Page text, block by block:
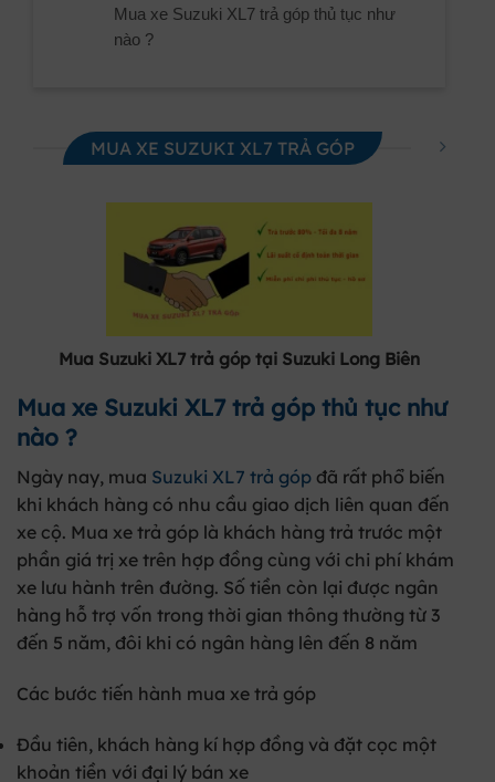
Mua xe Suzuki XL7 trả góp thủ tục như
nào ?
MUA XE SUZUKI XL7 TRẢ GÓP
Mua Suzuki XL7 trả góp tại Suzuki Long Biên
Mua xe Suzuki XL7 trả góp thủ tục như
nào ?
Ngày nay, mua Suzuki XL7 trả góp đã rất phổ biến
khi khách hàng có nhu cầu giao dịch liên quan đến
xe cộ. Mua xe trả góp là khách hàng trả trước một
phần giá trị xe trên hợp đồng cùng với chi phí khám
xe lưu hành trên đường. Số tiền còn lại được ngân
hàng hỗ trợ vốn trong thời gian thông thường từ 3
đến 5 năm, đôi khi có ngân hàng lên đến 8 năm
Các bước tiến hành mua xe trả góp
Đầu tiên, khách hàng kí hợp đồng và đặt cọc một
khoản tiền với đại lý bán xe